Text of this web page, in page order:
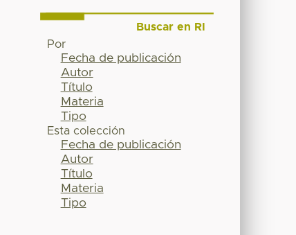
Buscar en RI
Por
Fecha de publicación
Autor
Título
Materia
Tipo
Esta colección
Fecha de publicación
Autor
Título
Materia
Tipo